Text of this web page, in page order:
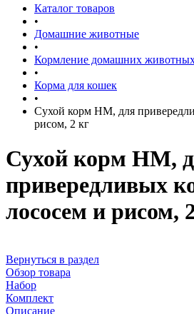
Каталог товаров
•
Домашние животные
•
Кормление домашних
•
Корма для кошек
•
Сухой корм НМ, для
рисом, 2 кг
Сухой корм НМ,
привередливых
лососем и рисом,
Вернуться в раздел
Обзор товара
Набор
Комплект
Описание